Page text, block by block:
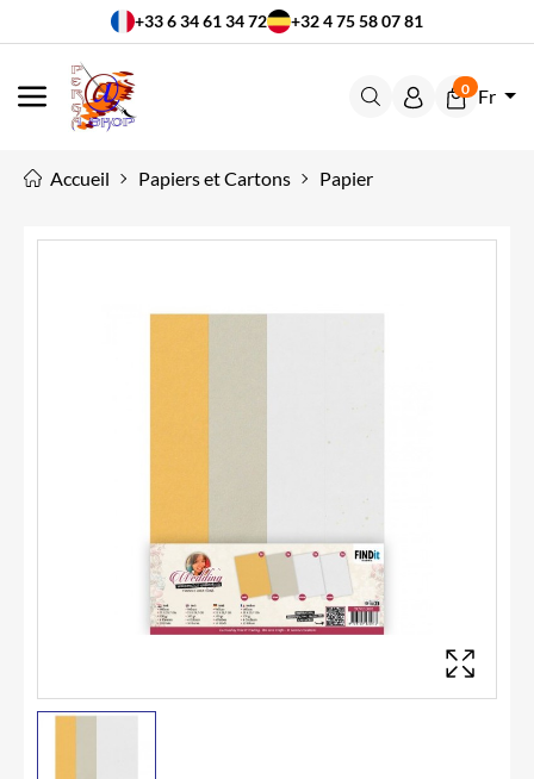
+33 6 34 61 34 72 +32 4 75 58 07 81
MENU
0 Fr
Accueil Papiers et Cartons Papier